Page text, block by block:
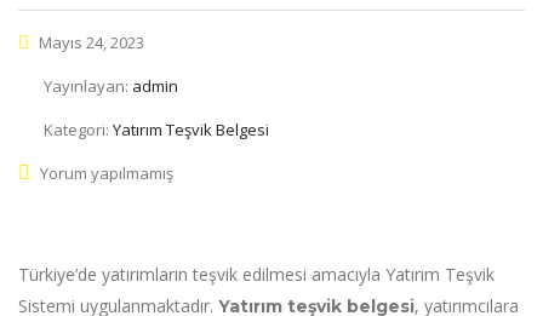
Mayıs 24, 2023
Yayınlayan: admin
Kategori: Yatırım Teşvik Belgesi
Yorum yapılmamış
Türkiye’de yatırımların teşvik edilmesi amacıyla Yatırım Teşvik
Sistemi uygulanmaktadır. Yatırım teşvik belgesi, yatırımcılara